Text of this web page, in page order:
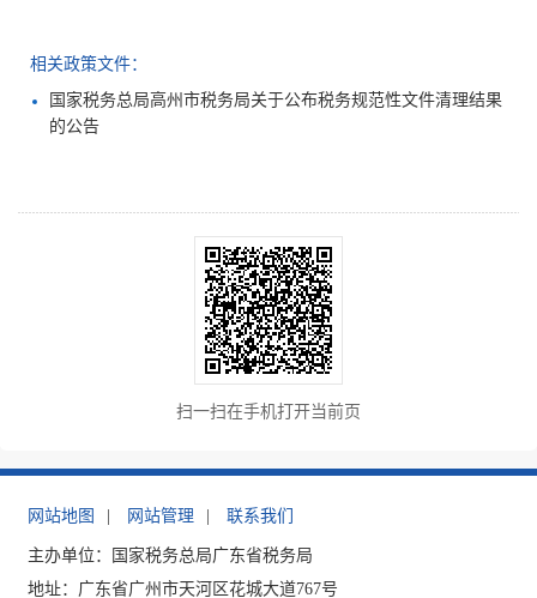
相关政策文件：
国家税务总局高州市税务局关于公布税务规范性文件清理结果
的公告
扫一扫在手机打开当前页
网站地图 网站管理 联系我们
主办单位：国家税务总局广东省税务局
地址：广东省广州市天河区花城大道767号